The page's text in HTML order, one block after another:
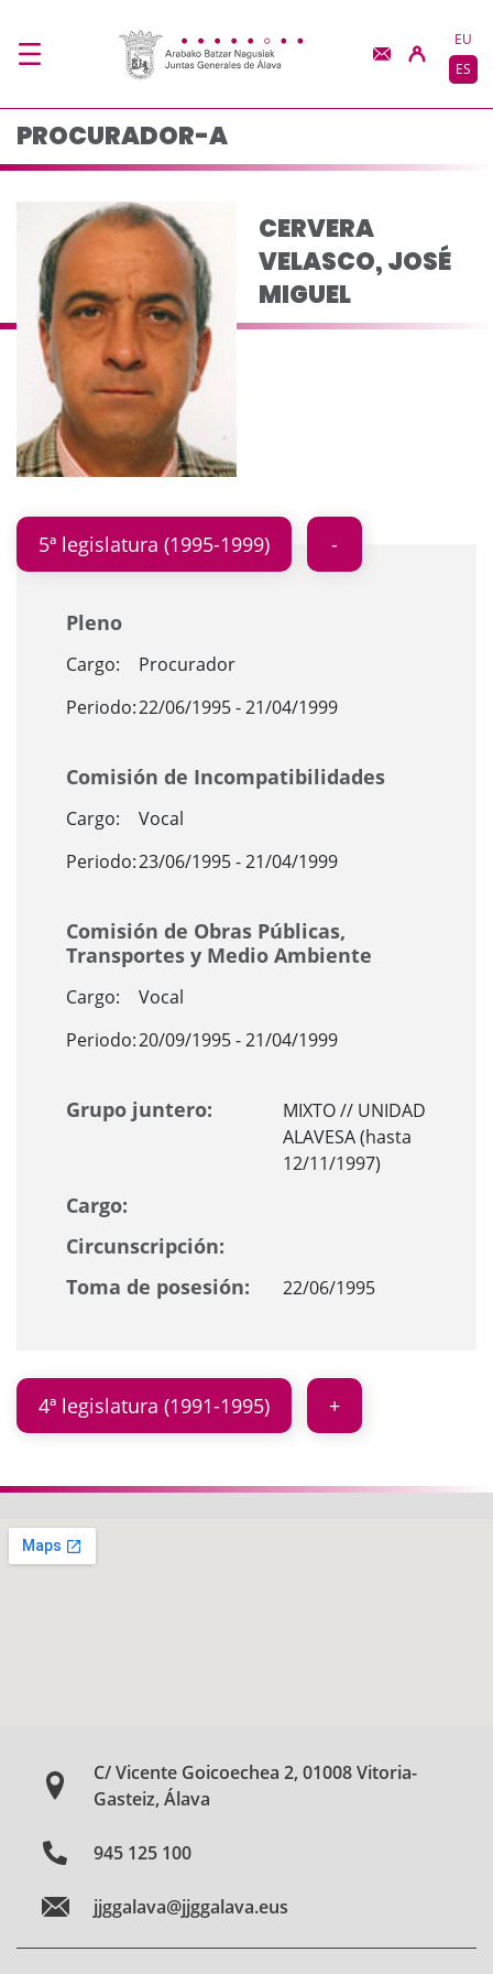
CERVERA VELASCO, EU
ES
PROCURADOR-A
CERVERA
VELASCO, JOSÉ
MIGUEL
5ª legislatura (1995-1999)
Pleno
Cargo:
Procurador
Periodo:22/06/1995 - 21/04/1999
Comisión de Incompatibilidades
Cargo:
Vocal
Periodo:23/06/1995 - 21/04/1999
Comisión de Obras Públicas,
Transportes y Medio Ambiente
Cargo:
Vocal
Periodo:20/09/1995 - 21/04/1999
Grupo juntero:
MIXTO // UNIDAD
ALAVESA (hasta
12/11/1997)
Cargo:
Circunscripción:
Toma de posesión:
22/06/1995
4ª legislatura (1991-1995)
C/ Vicente Goicoechea 2, 01008 Vitoria-
Gasteiz, Álava
945 125 100
jjggalava@jjggalava.eus